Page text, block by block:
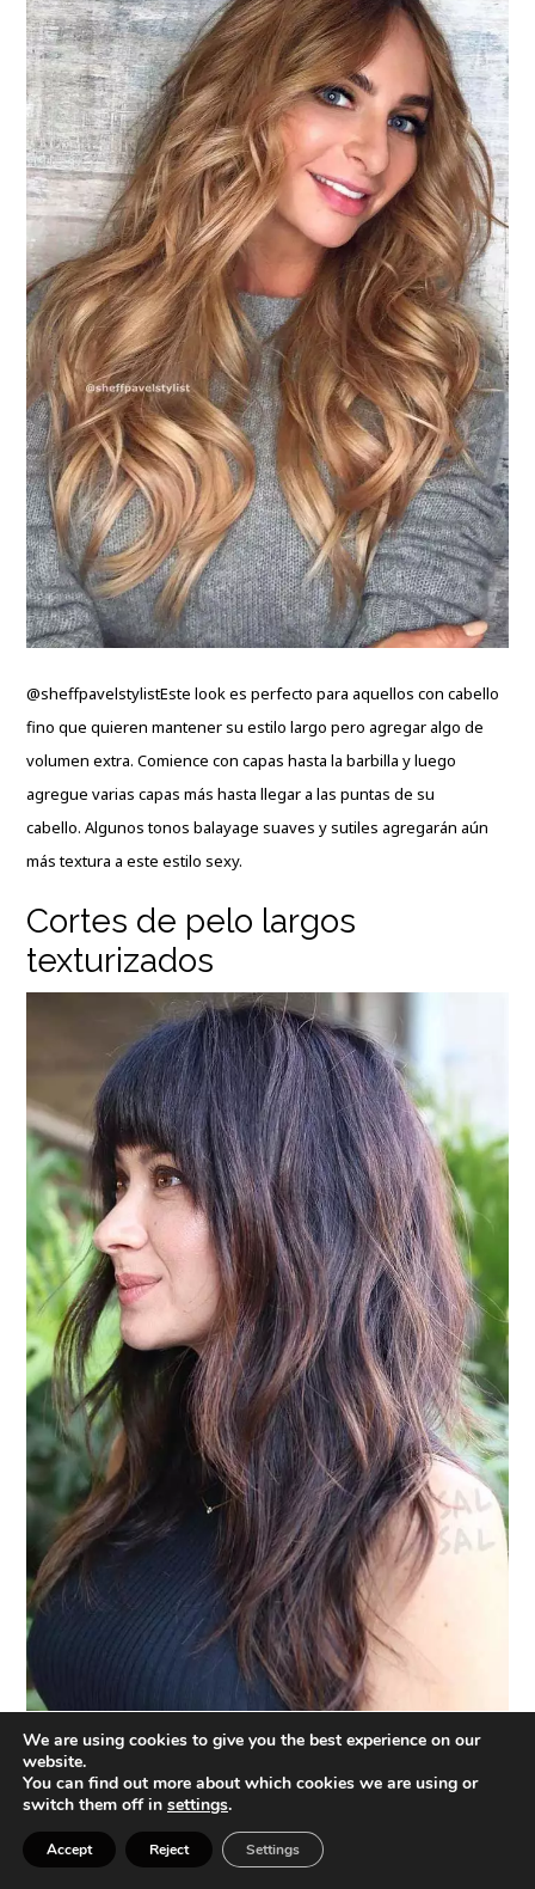
@sheffpavelstylistEste look es perfecto para aquellos con cabello
fino que quieren mantener su estilo largo pero agregar algo de
volumen extra. Comience con capas hasta la barbilla y luego
agregue varias capas más hasta llegar a las puntas de su
cabello. Algunos tonos balayage suaves y sutiles agregarán aún
más textura a este estilo sexy.
Cortes de pelo largos
texturizados
We are using cookies to give you the best experience on our
website.
You can find out more about which cookies we are using or
switch them off in settings.
Accept Reject Settings